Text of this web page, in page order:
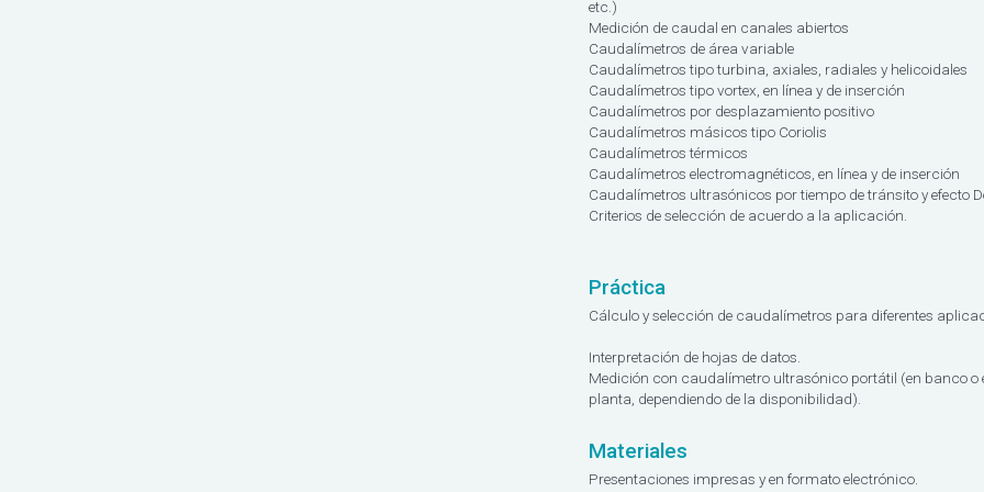
etc.)
Medición de caudal en canales abiertos
Caudalímetros de área variable
Caudalímetros tipo turbina, axiales, radiales y helicoidales
Caudalímetros tipo vortex, en línea y de inserción
Caudalímetros por desplazamiento positivo
Caudalímetros másicos tipo Coriolis
Caudalímetros térmicos
Caudalímetros electromagnéticos, en línea y de inserción
Caudalímetros ultrasónicos por tiempo de tránsito y efecto
Criterios de selección de acuerdo a la aplicación.
Práctica
Cálculo y selección de caudalímetros para diferentes
Interpretación de hojas de datos.
Medición con caudalímetro ultrasónico portátil (en banco o
planta, dependiendo de la disponibilidad).
Materiales
Presentaciones impresas y en formato electrónico.